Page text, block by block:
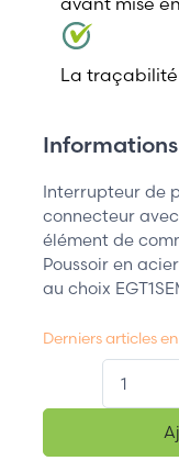
La
Interrupteur de
connecteur
élément de
Poussoir en
au choix
Derniers articles